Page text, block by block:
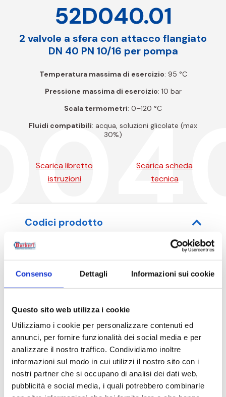
Consenso Dettagli Informazioni sui cookie
Questo sito web utilizza i cookie
Utilizziamo i cookie per personalizzare contenuti ed
annunci, per fornire funzionalità dei social media e per
analizzare il nostro traffico. Condividiamo inoltre
informazioni sul modo in cui utilizzi il nostro sito con i
nostri partner che si occupano di analisi dei dati web,
pubblicità e social media, i quali potrebbero combinarle
52D040.01
2 valvole a sfera con attacco flangiato
DN 40 PN 10/16 per pompa
Temperatura massima di esercizio: 95 °C
Pressione massima di esercizio: 10 bar
Scala termometri: 0–120 °C
Fluidi compatibili: acqua, soluzioni glicolate (max
30%)
Scarica libretto
istruzioni
Scarica scheda
tecnica
Codici prodotto
Codice articolo Misura
Descrizione